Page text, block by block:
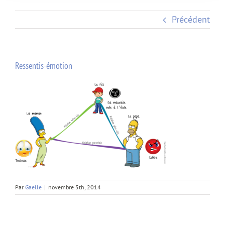
Précédent
Ressentis-émotion
Par Gaelle | novembre 5th, 2014